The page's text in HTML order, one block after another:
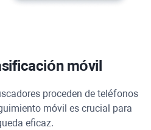
móvil
proceden de teléfonos
móvil es crucial para
eficaz.